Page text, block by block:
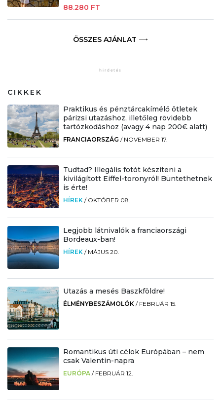
88.280 FT
ÖSSZES AJÁNLAT
CIKKEK
Praktikus és pénztárcakímélő ötletek
párizsi utazáshoz, illetőleg rövidebb
tartózkodáshoz (avagy 4 nap 200€ alatt)
FRANCIAORSZÁG / NOVEMBER 17.
Tudtad? Illegális fotót készíteni a
kivilágított Eiffel-toronyról! Büntethetnek
is érte!
HÍREK / OKTÓBER 08.
Legjobb látnivalók a franciaországi
Bordeaux-ban!
HÍREK / MÁJUS 20.
Utazás a mesés Baszkföldre!
ÉLMÉNYBESZÁMOLÓK / FEBRUÁR 15.
Romantikus úti célok Európában – nem
csak Valentin-napra
EURÓPA / FEBRUÁR 12.